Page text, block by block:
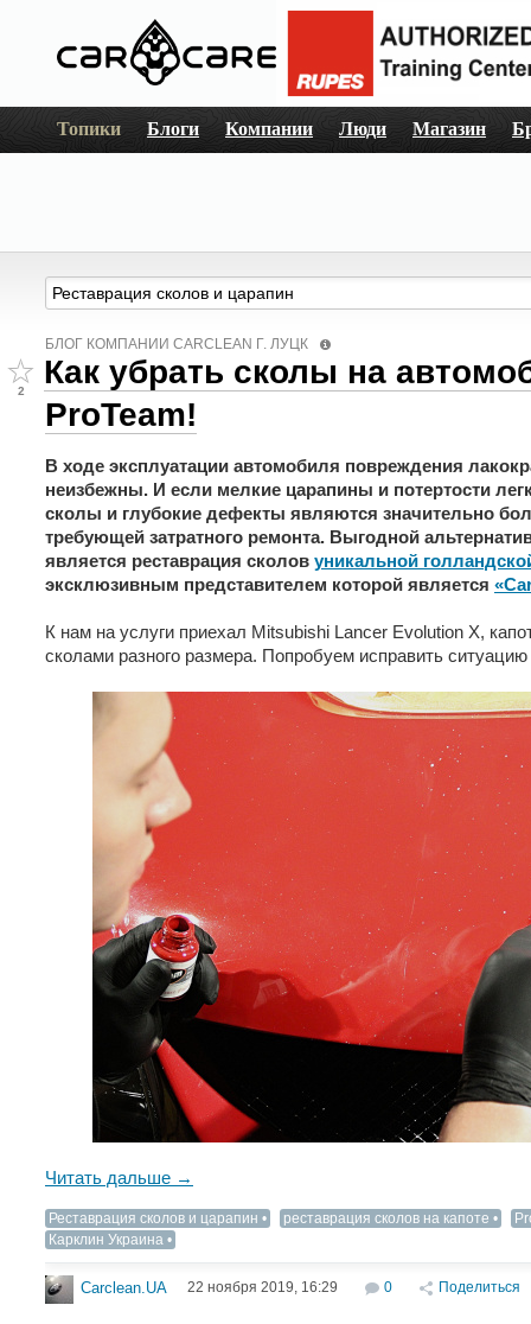
Топики Блоги Компании Люди Магазин
БЛОГ КОМПАНИИ СARCLEAN Г. ЛУЦК
2
Как убрать сколы на
ProTeam!
В ходе эксплуатации автомобиля повреждения
неизбежны. И если мелкие царапины и потертости
сколы и глубокие дефекты являются значительно
требующей затратного ремонта. Выгодной
является реставрация сколов уникальной
эксклюзивным представителем которой является
К нам на услуги приехал Mitsubishi Lancer Evolution X,
сколами разного размера. Попробуем исправить
Читать дальше →
Реставрация сколов и царапин реставрация сколов на капоте
Карклин Украина
Carclean.UA 22 ноября 2019, 16:29 0 Поделиться